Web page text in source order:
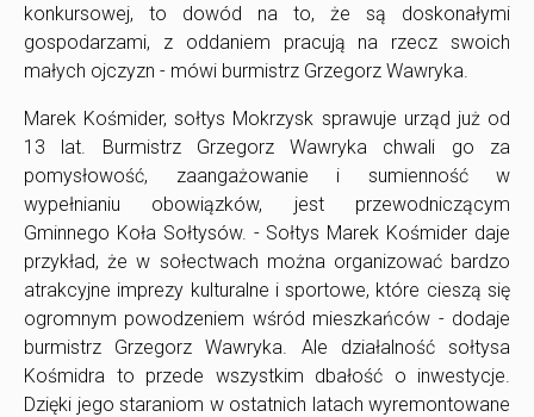
konkursowej, to dowód na to, że są doskonałymi
gospodarzami, z oddaniem pracują na rzecz swoich
małych ojczyzn - mówi burmistrz Grzegorz Wawryka.
Marek Kośmider, sołtys Mokrzysk sprawuje urząd już od
13 lat. Burmistrz Grzegorz Wawryka chwali go za
pomysłowość, zaangażowanie i sumienność w
wypełnianiu obowiązków, jest przewodniczącym
Gminnego Koła Sołtysów. - Sołtys Marek Kośmider daje
przykład, że w sołectwach można organizować bardzo
atrakcyjne imprezy kulturalne i sportowe, które cieszą się
ogromnym powodzeniem wśród mieszkańców - dodaje
burmistrz Grzegorz Wawryka. Ale działalność sołtysa
Kośmidra to przede wszystkim dbałość o inwestycje.
Dzięki jego staraniom w ostatnich latach wyremontowane